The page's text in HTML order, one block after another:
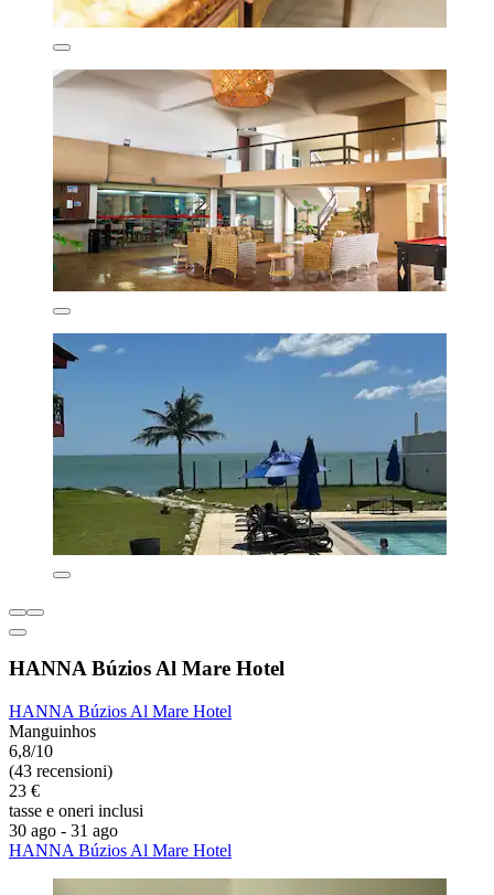
HANNA Búzios Al Mare Hotel
HANNA Búzios Al Mare Hotel
Manguinhos
6,8/10
(43 recensioni)
23 €
tasse e oneri inclusi
30 ago - 31 ago
HANNA Búzios Al Mare Hotel